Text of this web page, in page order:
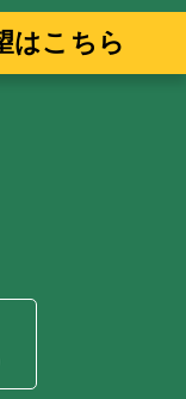
はこちら